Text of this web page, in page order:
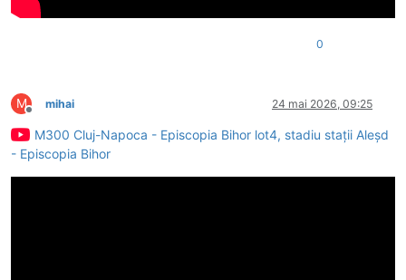
0
M
Deconectat
mihai 24 mai 2026, 09:25
M300 Cluj-Napoca - Episcopia Bihor lot4, stadiu stații Aleșd
- Episcopia Bihor